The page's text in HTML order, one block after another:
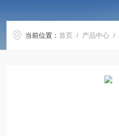
当前位置：首页 / 产品中心 /